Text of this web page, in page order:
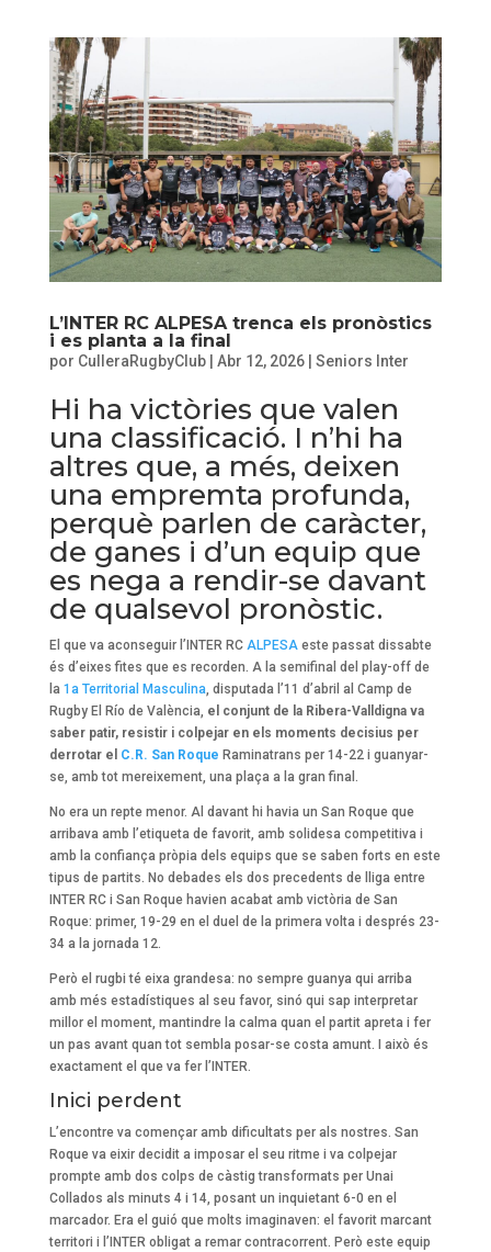
L’INTER RC ALPESA trenca els pronòstics
i es planta a la final
por CulleraRugbyClub| Abr 12, 2026| Seniors Inter
Hi ha victòries que valen
una classificació. I n’hi ha
altres que, a més, deixen
una empremta profunda,
perquè parlen de caràcter,
de ganes i d’un equip que
es nega a rendir-se davant
de qualsevol pronòstic.
El que va aconseguir l’INTER RC ALPESAeste passat dissabte
és d’eixes fites que es recorden. A la semifinal del play-off de
la 1a Territorial Masculina, disputada l’11 d’abril al Camp de
Rugby El Río de València, el conjunt de la Ribera-Valldigna va
saber patir, resistir i colpejar en els moments decisius per
derrotar el C.R. San Roque Raminatrans per 14-22 i guanyar-
se, amb tot mereixement, una plaça a la gran final.
No era un repte menor. Al davant hi havia un San Roque que
arribava amb l’etiqueta de favorit, amb solidesa competitiva i
amb la confiança pròpia dels equips que se saben forts en este
tipus de partits. No debades els dos precedents de lliga entre
INTER RC i San Roque havien acabat amb victòria de San
Roque: primer, 19-29 en el duel de la primera volta i després 23-
34 a la jornada 12.
Però el rugbi té eixa grandesa: no sempre guanya qui arriba
amb més estadístiques al seu favor, sinó qui sap interpretar
millor el moment, mantindre la calma quan el partit apreta i fer
un pas avant quan tot sembla posar-se costa amunt. I això és
exactament el que va fer l’INTER.
Inici perdent
L’encontre va començar amb dificultats per als nostres. San
Roque va eixir decidit a imposar el seu ritme i va colpejar
prompte amb dos colps de càstig transformats per Unai
Collados als minuts 4 i 14, posant un inquietant 6-0 en el
marcador. Era el guió que molts imaginaven: el favorit marcant
territori i l’INTER obligat a remar contracorrent. Però este equip